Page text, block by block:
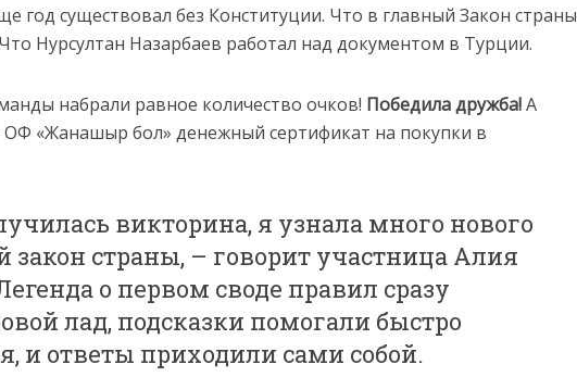
год существовал без Конституции. Что в главный Закон страны
Нурсултан Назарбаев работал над документом в Турции.
набрали равное количество очков! Победила дружба!А
ОФ «Жанашыр бол» денежный сертификат на покупки в
викторина, я узнала много нового
закон страны, – говорит участница Алия
о первом своде правил сразу
лад, подсказки помогали быстро
и ответы приходили сами собой.